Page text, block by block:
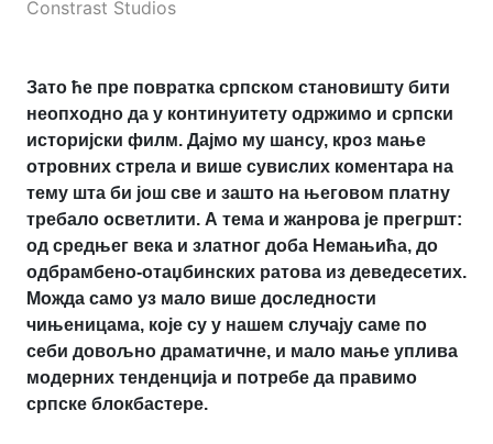
Constrast Studios
Зато ће пре повратка српском становишту бити
неопходно да у континуитету одржимо и српски
историјски филм. Дајмо му шансу, кроз мање
отровних стрела и више сувислих коментара на
тему шта би још све и зашто на његовом платну
требало осветлити. А тема и жанрова је прегршт:
од средњег века и златног доба Немањића, до
одбрамбено-отаџбинских ратова из деведесетих.
Можда само уз мало више доследности
чињеницама, које су у нашем случају саме по
себи довољно драматичне, и мало мање уплива
модерних тенденција и потребе да правимо
српске блокбастере.